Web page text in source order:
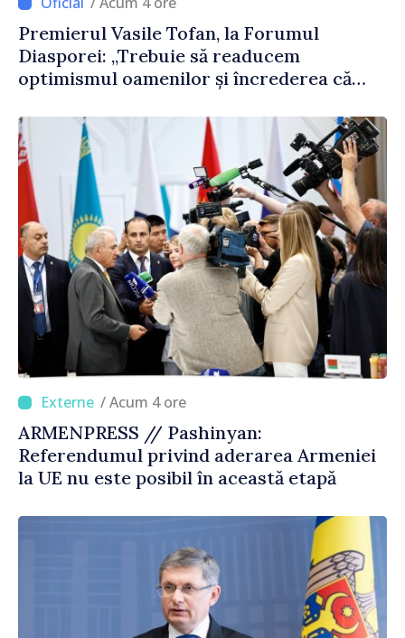
Premierul Vasile Tofan, la Forumul
Diasporei: „Trebuie să readucem
optimismul oamenilor și încrederea că
corectă”
/ Acum 4 ore
ARMENPRESS // Pashinyan:
Referendumul privind aderarea Armeniei
la UE nu este posibil în această etapă